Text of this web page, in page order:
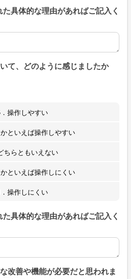
具体的な理由があればご記入く
具体的な理由があればご記入くだ
て、どのように感じましたか
操作しやすい
といえば操作しやすい
ちらともいえない
といえば操作しにくい
操作しにくい
具体的な理由があればご記入く
具体的な理由があればご記入くだ
改善や機能が必要だと思われま